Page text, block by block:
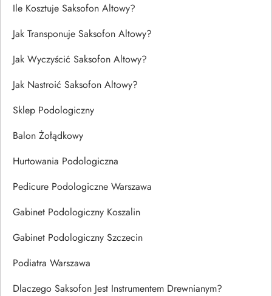
Ile Kosztuje Saksofon Altowy?
Jak Transponuje Saksofon Altowy?
Jak Wyczyścić Saksofon Altowy?
Jak Nastroić Saksofon Altowy?
Sklep Podologiczny
Balon Żołądkowy
Hurtowania Podologiczna
Pedicure Podologiczne Warszawa
Gabinet Podologiczny Koszalin
Gabinet Podologiczny Szczecin
Podiatra Warszawa
Dlaczego Saksofon Jest Instrumentem Drewnianym?